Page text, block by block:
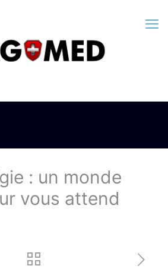
: un monde
vous attend